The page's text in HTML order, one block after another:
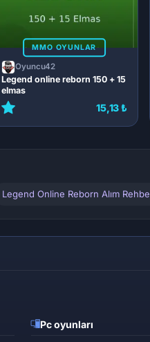
MMO OYUNLAR
Oyuncu42
Legend online reborn 150 + 15
elmas
15,13 ₺
Legend Online Reborn Alım
Pc oyunları